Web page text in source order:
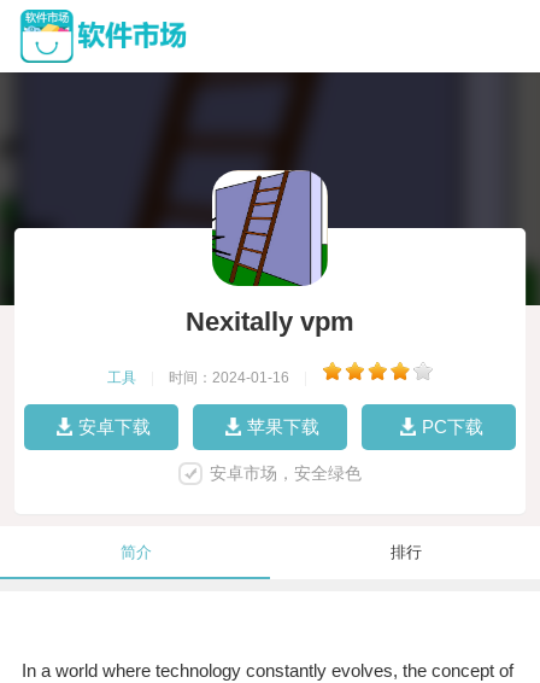
Nexitally vpm
工具 时间：2024-01-16
安卓下载 苹果下载 PC下载
安卓市场，安全绿色
简介 排行
In a world where technology constantly evolves, the concept of